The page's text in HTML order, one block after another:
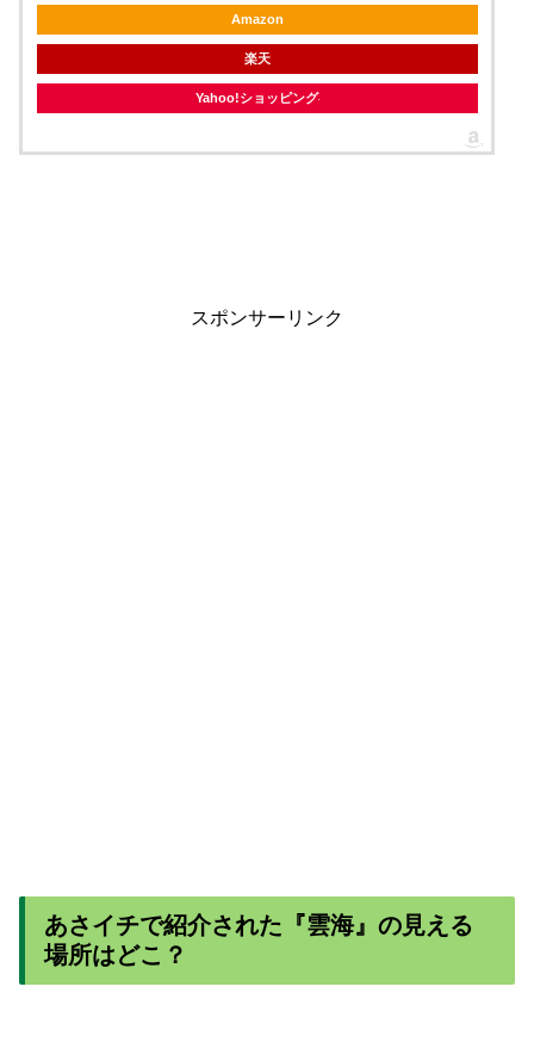
Amazon
楽天
Yahoo!ショッピング
スポンサーリンク
あさイチで紹介された『雲海』の見える
場所はどこ？